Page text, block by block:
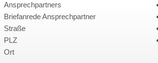
Ansprechpartners
Briefanrede Ansprechpartner
Straße
PLZ
Ort